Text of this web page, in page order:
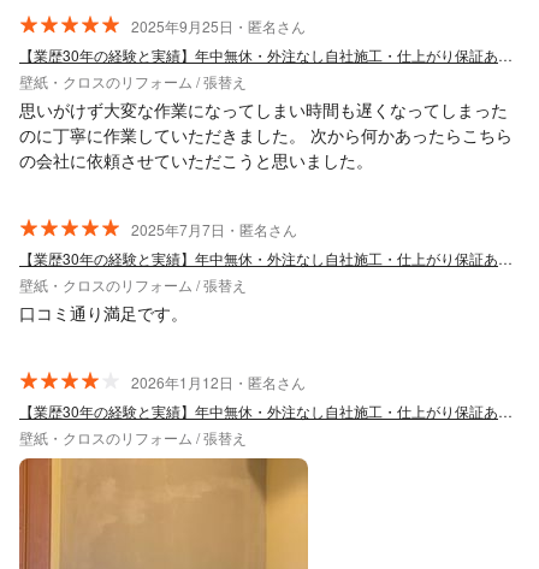
2025年9月25日・匿名さん
【業歴30年の経験と実績】年中無休・外注なし自社施工・仕上がり保証あり！
壁紙・クロスのリフォーム / 張替え
思いがけず大変な作業になってしまい時間も遅くなってしまった
のに丁寧に作業していただきました。 次から何かあったらこちら
の会社に依頼させていただこうと思いました。
2025年7月7日・匿名さん
【業歴30年の経験と実績】年中無休・外注なし自社施工・仕上がり保証あり！
壁紙・クロスのリフォーム / 張替え
口コミ通り満足です。
2026年1月12日・匿名さん
【業歴30年の経験と実績】年中無休・外注なし自社施工・仕上がり保証あり！
壁紙・クロスのリフォーム / 張替え